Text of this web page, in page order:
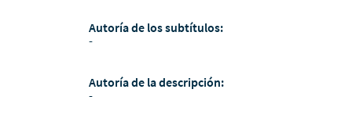
Autoría de los subtítulos:
-
Autoría de la descripción:
-